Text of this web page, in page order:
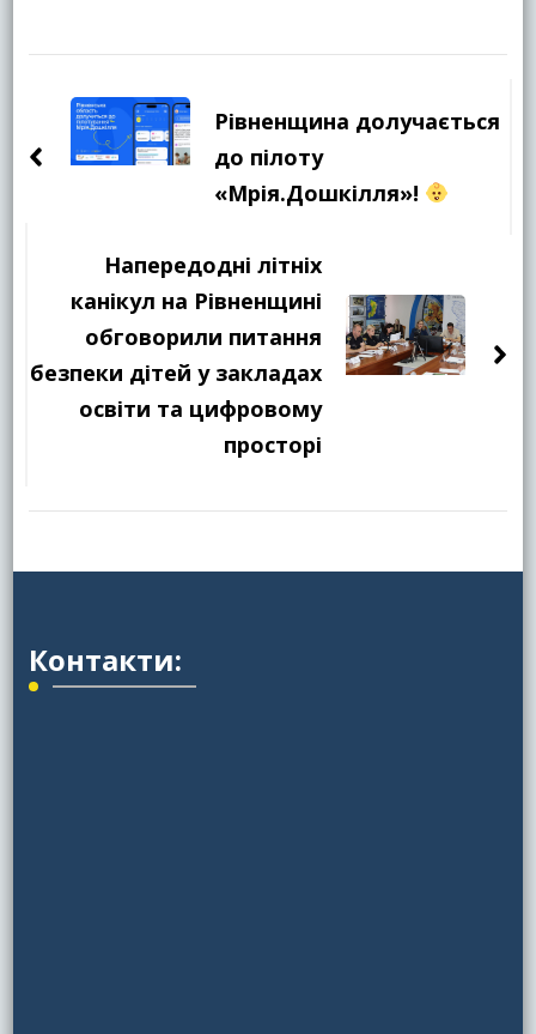
запису
Рівненщина долучається
до пілоту
«Мрія.Дошкілля»!
Напередодні літніх
канікул на Рівненщині
обговорили питання
безпеки дітей у закладах
освіти та цифровому
просторі
Контакти: